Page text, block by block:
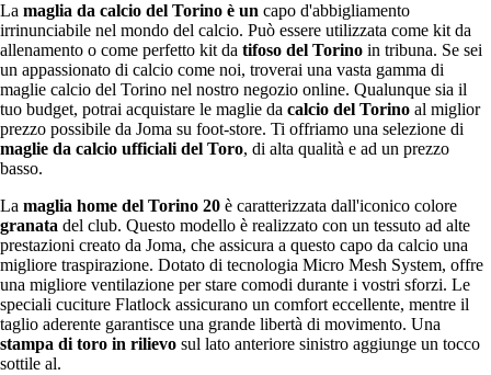
La maglia da calcio del Torino è un capo d'abbigliamento
irrinunciabile nel mondo del calcio. Può essere utilizzata come kit da
allenamento o come perfetto kit da tifoso del Torino in tribuna. Se sei
un appassionato di calcio come noi, troverai una vasta gamma di
maglie calcio del Torino nel nostro negozio online. Qualunque sia il
tuo budget, potrai acquistare le maglie da calcio del Torino al miglior
prezzo possibile da Joma su foot-store. Ti offriamo una selezione di
maglie da calcio ufficiali del Toro, di alta qualità e ad un prezzo
basso.
La maglia home del Torino 20 è caratterizzata dall'iconico colore
granata del club. Questo modello è realizzato con un tessuto ad alte
prestazioni creato da Joma, che assicura a questo capo da calcio una
migliore traspirazione. Dotato di tecnologia Micro Mesh System, offre
una migliore ventilazione per stare comodi durante i vostri sforzi. Le
speciali cuciture Flatlock assicurano un comfort eccellente, mentre il
taglio aderente garantisce una grande libertà di movimento. Una
stampa di toro in rilievo sul lato anteriore sinistro aggiunge un tocco
sottile al.